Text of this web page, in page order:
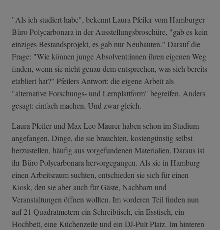
"Als ich studiert habe", bekennt Laura Pfeiler vom Hamburger
Büro Polycarbonara in der Ausstellungsbroschüre, "gab es kein
einziges Bestandsprojekt, es gab nur Neubauten." Darauf die
Frage: "Wie können junge Absolvent:innen ihren eigenen Weg
finden, wenn sie nicht genau dem entsprechen, was sich bereits
etabliert hat?" Pfeilers Antwort: die eigene Arbeit als
"alternative Forschungs- und Lernplattform" begreifen. Anders
gesagt: einfach machen. Und zwar gleich.
Laura Pfeiler und Max Leo Maurer haben schon im Studium
angefangen, Dinge, die sie brauchten, kostengünstig selbst
herzustellen, häufig aus vorgefundenen Materialien. Daraus ist
ihr Büro Polycarbonara hervorgegangen. Als sie in Hamburg
einen Arbeitsraum suchten, entschieden sie sich für einen
Kiosk, den sie aber auch für Gäste, Nachbarn und
Veranstaltungen öffnen wollten. Im vorderen Teil finden nun
auf 21 Quadratmetern ein Schreibtisch, ein Esstisch, ein
Hochbett, eine Küchenzeile und ein DJ-Pult Platz. Im hinteren